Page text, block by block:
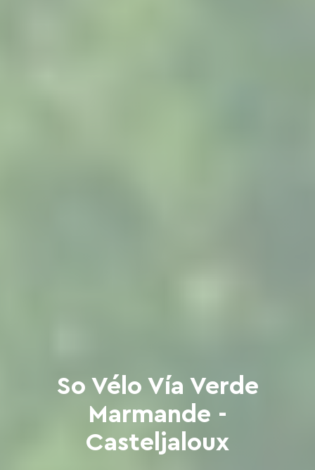
So Vélo Vía Verde
Marmande -
Casteljaloux